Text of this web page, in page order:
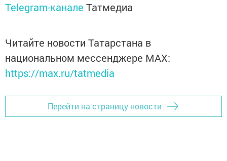
Telegram-канале Татмедиа
Читайте новости Татарстана в
национальном мессенджере MАХ:
https://max.ru/tatmedia
Перейти на страницу новости